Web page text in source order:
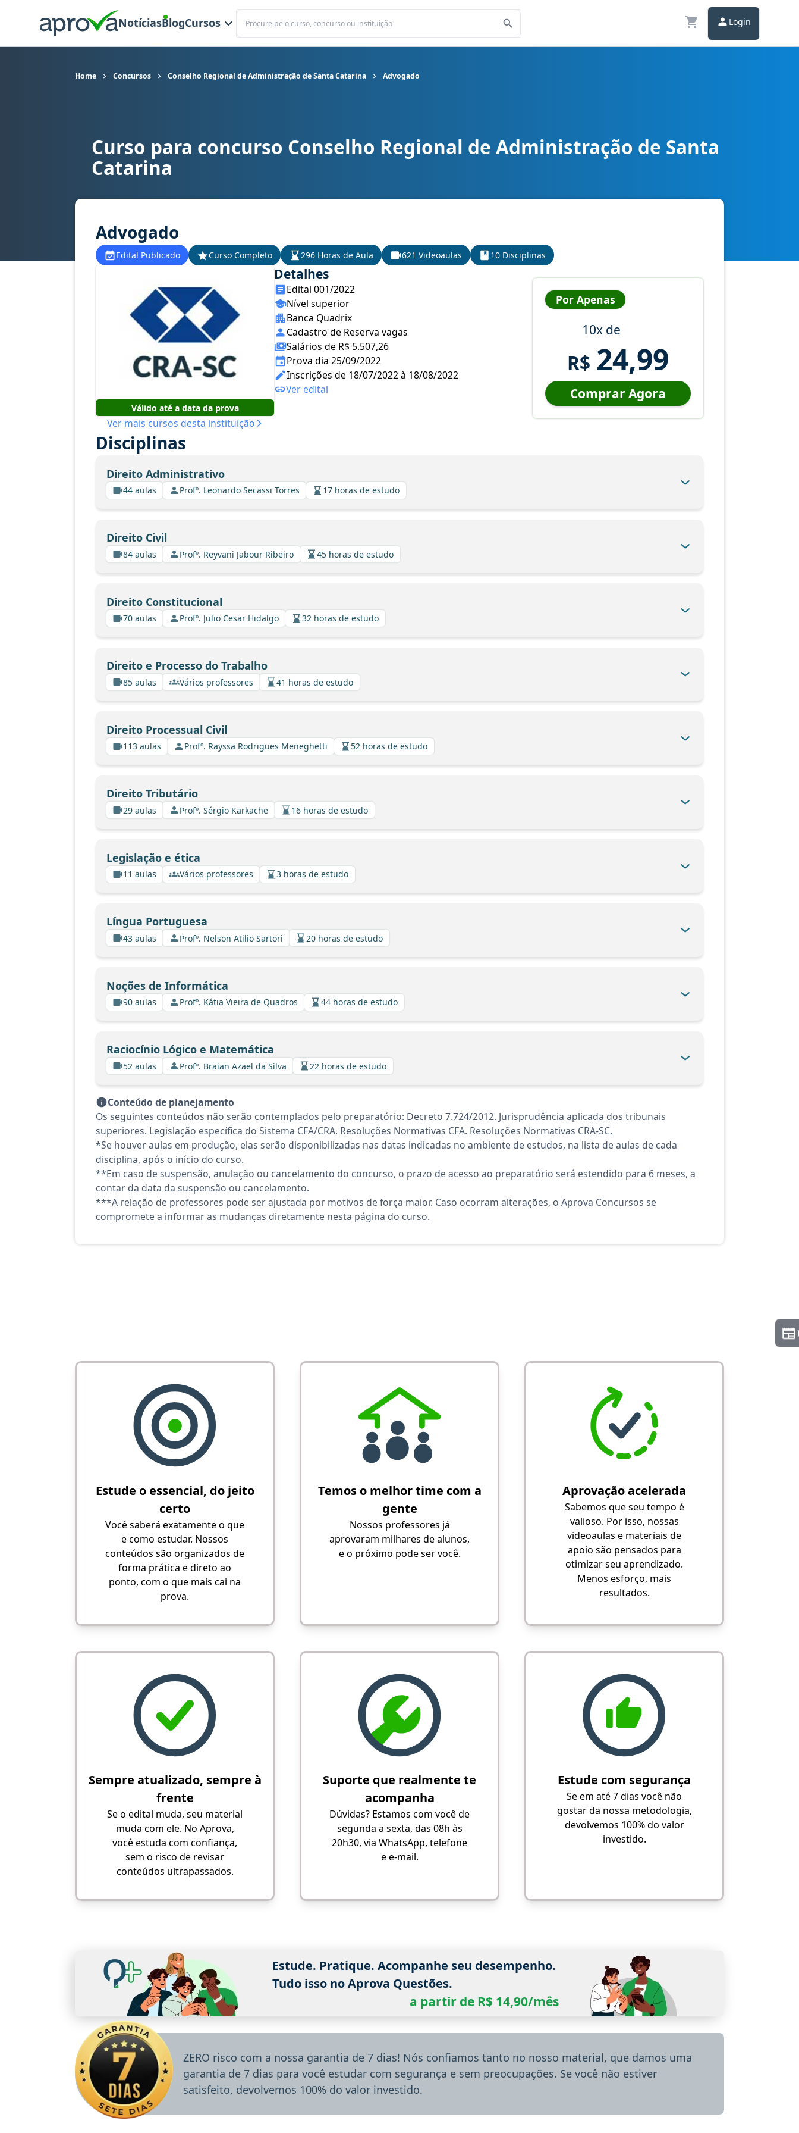
NotíciasBlogCursos
Buscar
Login
Home Concursos Conselho Regional de Administração de Santa Catarina Advogado
Curso para concurso CRA SC - Conselho Regional de Administração de Santa Catarina cargo Advogado
Curso para concurso Conselho Regional de Administração de Santa
Catarina
Advogado
Edital Publicado Curso Completo 296 Horas de Aula 621 Videoaulas 10 Disciplinas
Válido até a data da prova
Ver mais cursos desta instituição
Detalhes
Edital 001/2022
Nível superior
Banca Quadrix
Cadastro de Reserva vagas
Salários de R$ 5.507,26
Prova dia 25/09/2022
Inscrições de 18/07/2022 à 18/08/2022
Ver edital
Por Apenas
10x de
R$ 24,99
Comprar Agora
Disciplinas
Direito Administrativo
44 aulas Profº. Leonardo Secassi Torres 17 horas de estudo
Direito Civil
84 aulas Profº. Reyvani Jabour Ribeiro 45 horas de estudo
Direito Constitucional
70 aulas Profº. Julio Cesar Hidalgo 32 horas de estudo
Direito e Processo do Trabalho
85 aulas Vários professores 41 horas de estudo
Direito Processual Civil
113 aulas Profº. Rayssa Rodrigues Meneghetti 52 horas de estudo
Direito Tributário
29 aulas Profº. Sérgio Karkache 16 horas de estudo
Legislação e ética
11 aulas Vários professores 3 horas de estudo
Língua Portuguesa
43 aulas Profº. Nelson Atilio Sartori 20 horas de estudo
Noções de Informática
90 aulas Profº. Kátia Vieira de Quadros 44 horas de estudo
Raciocínio Lógico e Matemática
52 aulas Profº. Braian Azael da Silva 22 horas de estudo
Conteúdo de planejamento
Os seguintes conteúdos não serão contemplados pelo preparatório: Decreto 7.724/2012. Jurisprudência aplicada dos tribunais
superiores. Legislação específica do Sistema CFA/CRA. Resoluções Normativas CFA. Resoluções Normativas CRA-SC.
*Se houver aulas em produção, elas serão disponibilizadas nas datas indicadas no ambiente de estudos, na lista de aulas de cada
disciplina, após o início do curso.
**Em caso de suspensão, anulação ou cancelamento do concurso, o prazo de acesso ao preparatório será estendido para 6 meses, a
contar da data da suspensão ou cancelamento.
***A relação de professores pode ser ajustada por motivos de força maior. Caso ocorram alterações, o Aprova Concursos se
compromete a informar as mudanças diretamente nesta página do curso.
Estude o essencial, do jeito
certo
Você saberá exatamente o que
e como estudar. Nossos
conteúdos são organizados de
forma prática e direto ao
ponto, com o que mais cai na
prova.
Temos o melhor time com a
gente
Nossos professores já
aprovaram milhares de alunos,
e o próximo pode ser você.
Aprovação acelerada
Sabemos que seu tempo é
valioso. Por isso, nossas
videoaulas e materiais de
apoio são pensados para
otimizar seu aprendizado.
Menos esforço, mais
resultados.
Sempre atualizado, sempre à
frente
Se o edital muda, seu material
muda com ele. No Aprova,
você estuda com confiança,
sem o risco de revisar
conteúdos ultrapassados.
Suporte que realmente te
acompanha
Dúvidas? Estamos com você de
segunda a sexta, das 08h às
20h30, via WhatsApp, telefone
e e-mail.
Estude com segurança
Se em até 7 dias você não
gostar da nossa metodologia,
devolvemos 100% do valor
investido.
Estude. Pratique. Acompanhe seu desempenho.
Tudo isso no Aprova Questões.
a partir de R$ 14,90/mês
ZERO risco com a nossa garantia de 7 dias! Nós confiamos tanto no nosso material, que damos uma
garantia de 7 dias para você estudar com segurança e sem preocupações. Se você não estiver
satisfeito, devolvemos 100% do valor investido.